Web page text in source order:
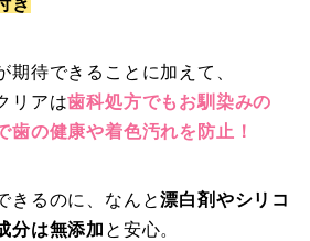
き
期待できることに加えて、
リアは歯科処方でもお馴染みの
歯の健康や着色汚れを防止！
きるのに、なんと漂白剤やシリコ
分は無添加 と安心。